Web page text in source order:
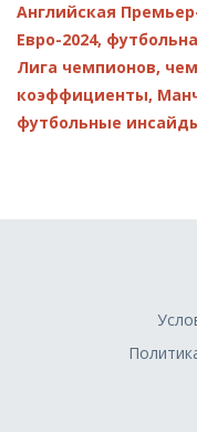
Английская
Евро-2024,
Лига чемпионов,
коэффициенты,
футбольные